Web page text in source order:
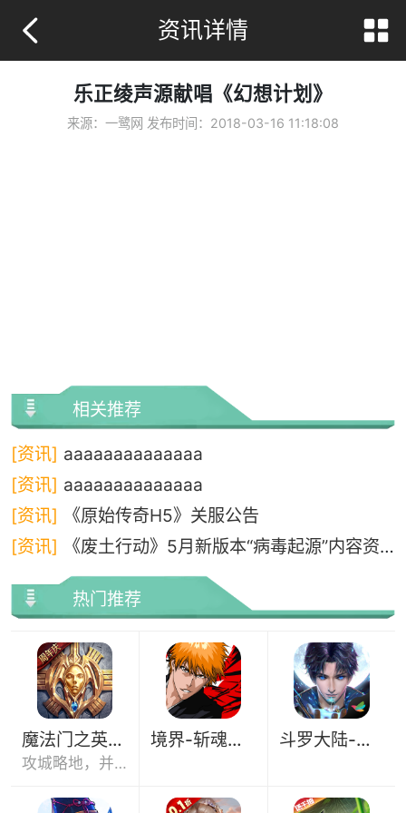
资讯详情
乐正绫声源献唱《幻想计划》
来源：一鹭网 发布时间： 2018-03-16 11:18:08
相关推荐
[资讯] aaaaaaaaaaaaaa
[资讯] aaaaaaaaaaaaaa
[资讯]
《原始传奇H5》关服公告
[资讯]
《废土行动》5月新版本“病毒起源”内容资料
热门推荐
魔法门之英雄无敌：王朝
攻城略地，并肩征战亚山世界。
境界-斩魂之刃（DC） 斗罗大陆-斗神再临